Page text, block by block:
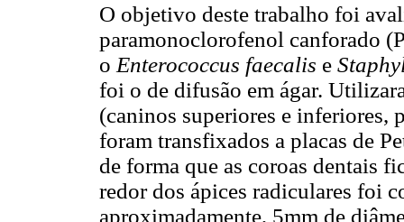
O objetivo deste trabalho foi
paramonoclorofenol canforado
o Enterococcus faecalis e
foi o de difusão em ágar.
(caninos superiores e inferiores,
foram transfixados a placas de
de forma que as coroas dentais
redor dos ápices radiculares foi
aproximadamente, 5mm de